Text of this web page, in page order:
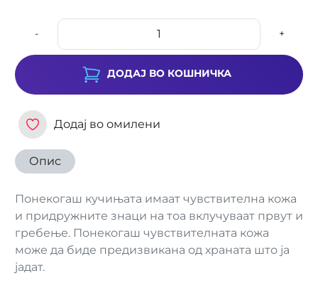
- +
ДОДАЈ ВО КОШНИЧКА
Додај во омилени
Опис
Понекогаш кучињата имаат чувствителна кожа
и придружните знаци на тоа вклучуваат првут и
гребење. Понекогаш чувствителната кожа
може да биде предизвикана од храната што ја
јадат.